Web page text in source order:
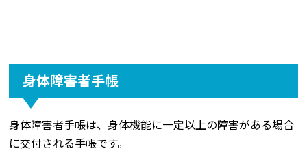
身体障害者手帳
身体障害者手帳は、身体機能に一定以上の障害がある場合
に交付される手帳です。